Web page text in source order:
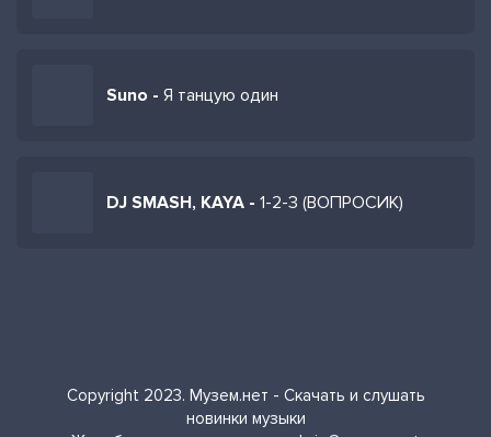
Suno - Я танцую один
DJ SMASH, KAYA - 1-2-3 (ВОПРОСИК)
Copyright 2023. Музем.нет - Скачать и слушать
новинки музыки